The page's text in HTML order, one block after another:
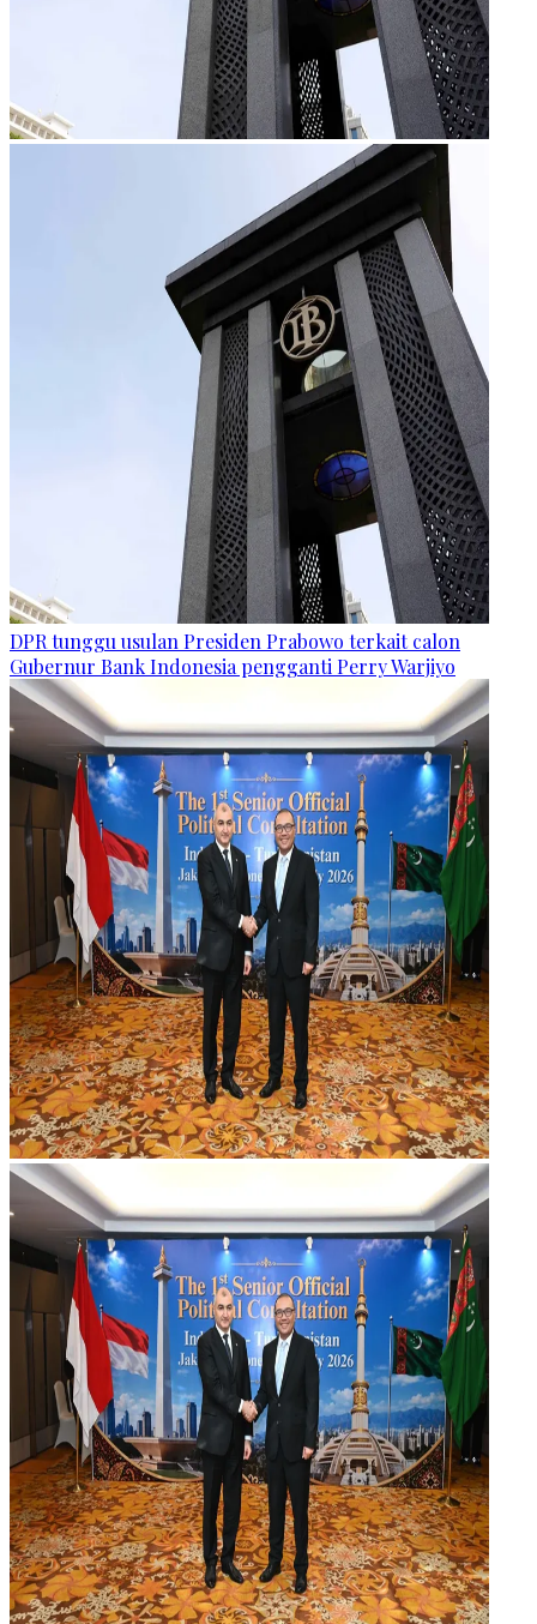
DPR tunggu usulan Presiden Prabowo terkait calon
Gubernur Bank Indonesia pengganti Perry Warjiyo